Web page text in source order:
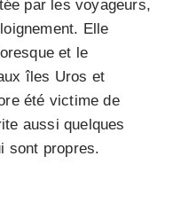
par les voyageurs,
Elle
et le
îles Uros et
été victime de
aussi quelques
sont propres.